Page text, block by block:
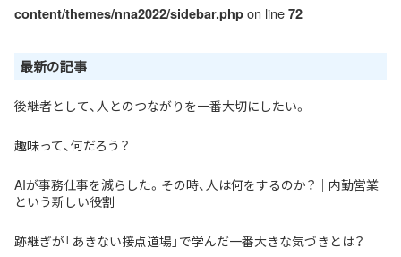
content/themes/nna2022/sidebar.php on line 72
最新の記事
後継者として、人とのつながりを一番大切にしたい。
趣味って、何だろう？
AIが事務仕事を減らした。その時、人は何をするのか？｜内勤営業
という新しい役割
跡継ぎが「あきない接点道場」で学んだ一番大きな気づきとは？